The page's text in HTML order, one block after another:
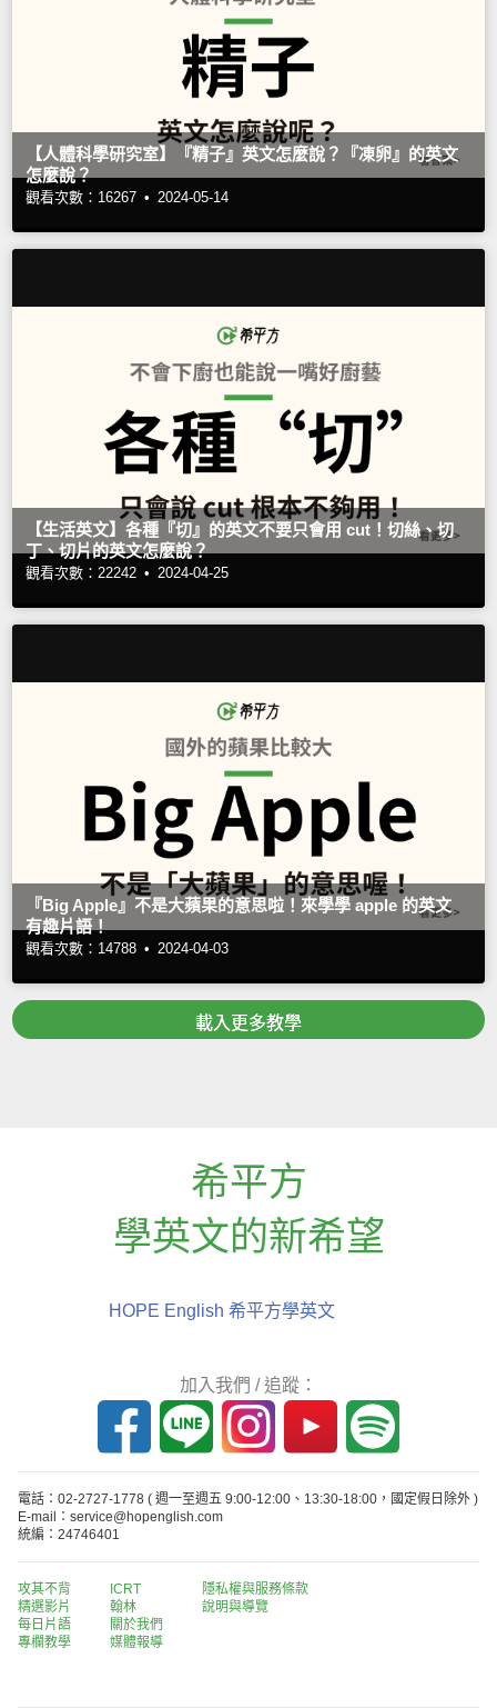
【人體科學研究室】『精子』英文怎麼說？『凍卵』的英文
怎麼說？
觀看次數：16267 • 2024-05-14
【生活英文】各種『切』的英文不要只會用 cut！切絲、切
丁、切片的英文怎麼說？
觀看次數：22242 • 2024-04-25
『Big Apple』不是大蘋果的意思啦！來學學 apple 的英文
有趣片語！
觀看次數：14788 • 2024-04-03
載入更多教學
希平方
學英文的新希望
HOPE English 希平方學英文
加入我們 / 追蹤：
電話：02-2727-1778 ( 週一至週五 9:00-12:00、13:30-18:00，國定假日除外 )
E-mail：service@hopenglish.com
統編：24746401
攻其不背
精選影片
每日片語
專欄教學
ICRT
翰林
關於我們
媒體報導
隱私權與服務條款
說明與導覽